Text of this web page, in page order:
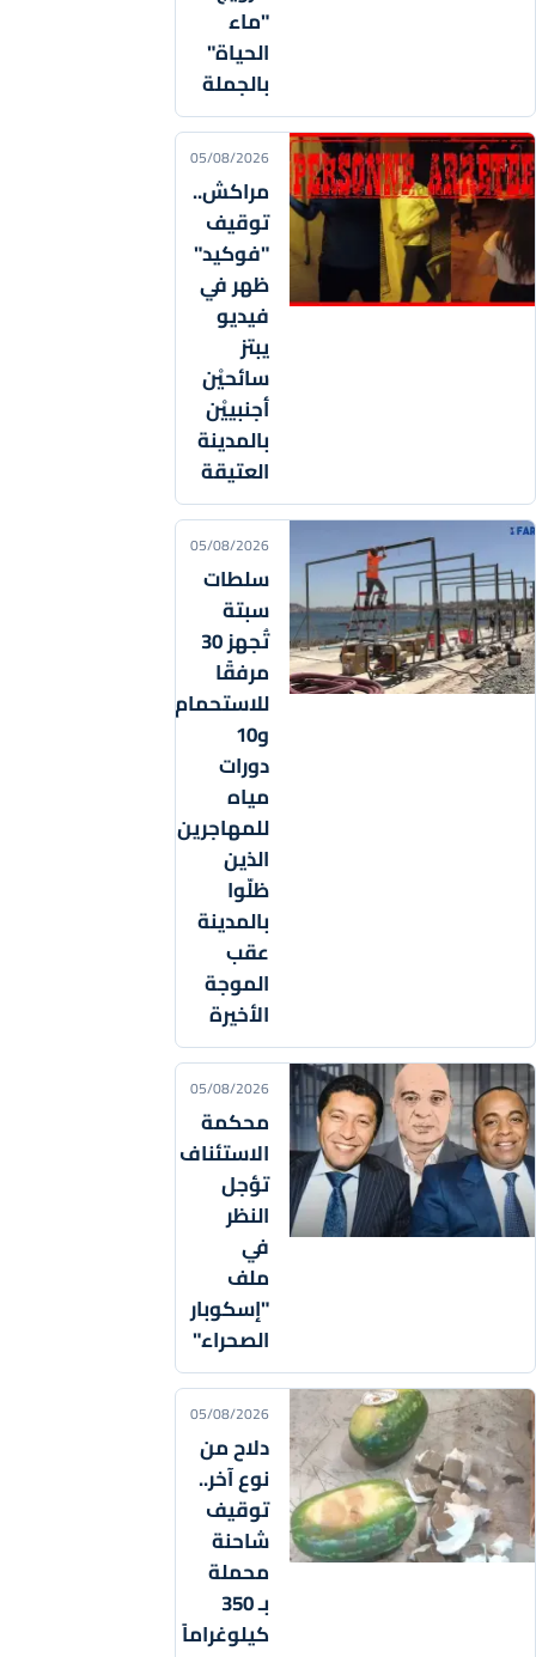
"ماء
الحياة"
بالجملة
05/08/2026
مراكش..
توقيف
"فوكيد"
ظهر في
فيديو
يبتز
سائحيْن
أجنبييْن
بالمدينة
العتيقة
05/08/2026
سلطات
سبتة
تُجهز 30
مرفقًا
للاستحمام
و10
دورات
مياه
للمهاجرين
الذين
ظلّوا
بالمدينة
عقب
الموجة
الأخيرة
05/08/2026
محكمة
الاستئناف
تؤجل
النظر
في
ملف
"إسكوبار
الصحراء"
05/08/2026
دلاح من
نوع آخر..
توقيف
شاحنة
محملة
بـ 350
كيلوغراماً